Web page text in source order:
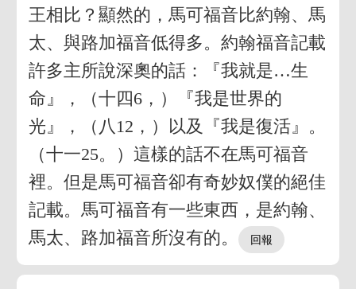
王相比？顯然的，馬可福音比約翰、馬
太、與路加福音低得多。約翰福音記載
許多主所說深奧的話：『我就是…生
命』，（十四6，）『我是世界的
光』，（八12，）以及『我是復活』。
（十一25。）這樣的話不在馬可福音
裡。但是馬可福音卻有奇妙奴僕的絕佳
記載。馬可福音有一些東西，是約翰、
馬太、路加福音所沒有的。